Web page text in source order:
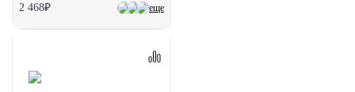
еще
2 468₽